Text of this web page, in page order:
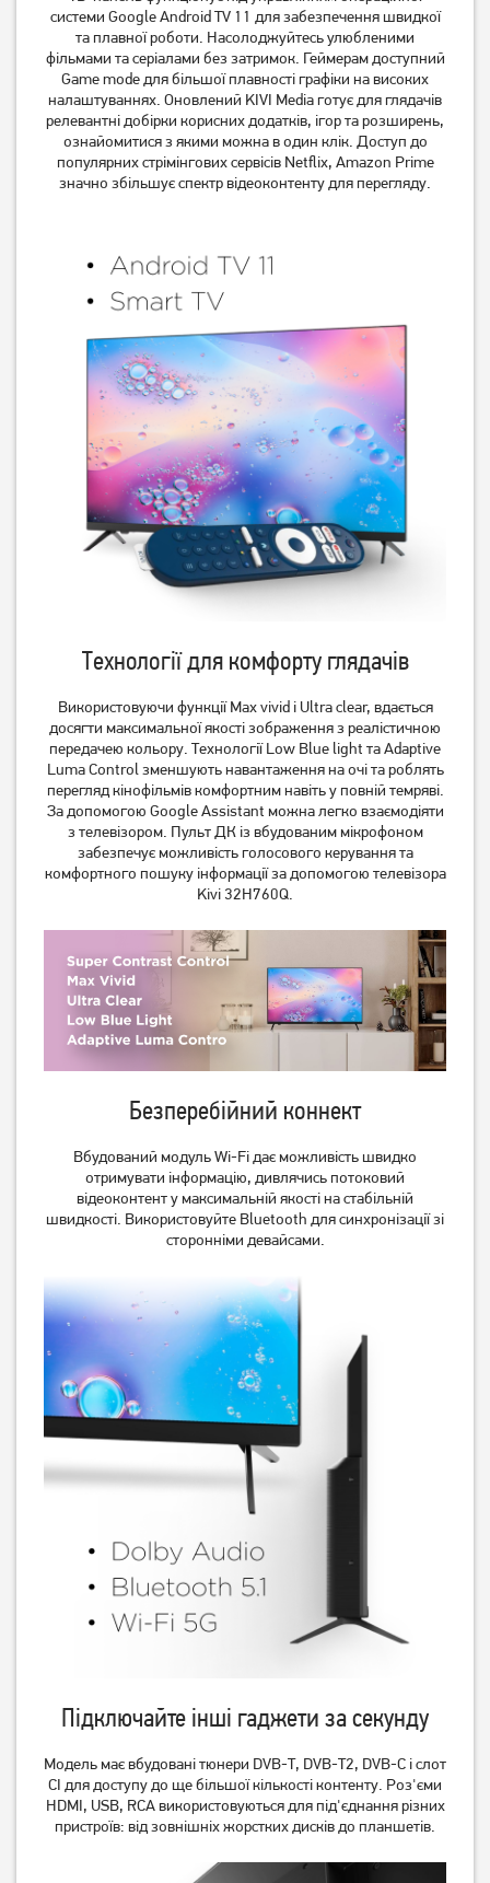
Телевізор Philips
65PUS7409/12
грн
32 289грн
Телевізор OzoneHD
24FN93T2
3 859грн
грн 9 729грн
7 779
Телевізор 2E 2E-43A77Q 4K
Google TV Wi-Fi
14 949грн
11 959 грн
Телевізор 2E 2E-55A77Q
22 729грн
18 179грн
системи Google Android TV 11 для забезпечення швидкої
та плавної роботи. Насолоджуйтесь улюбленими
фільмами та серіалами без затримок. Геймерам доступний
Game mode для більшої плавності графіки на високих
налаштуваннях. Оновлений KIVI Media готує для глядачів
релевантні добірки корисних додатків, ігор та розширень,
ознайомитися з якими можна в один клік. Доступ до
популярних стрімінгових сервісів Netflix, Amazon Prime
значно збільшує спектр відеоконтенту для перегляду.
Технології для комфорту глядачів
Використовуючи функції Max vivid і Ultra clear, вдається
досягти максимальної якості зображення з реалістичною
передачею кольору. Технології Low Blue light та Adaptive
Luma Control зменшують навантаження на очі та роблять
перегляд кінофільмів комфортним навіть у повній темряві.
За допомогою Google Assistant можна легко взаємодіяти
з телевізором. Пульт ДК із вбудованим мікрофоном
забезпечує можливість голосового керування та
комфортного пошуку інформації за допомогою телевізора
Kivi 32H760Q.
Безперебійний коннект
Вбудований модуль Wi-Fi дає можливість швидко
отримувати інформацію, дивлячись потоковий
відеоконтент у максимальній якості на стабільній
швидкості. Використовуйте Bluetooth для синхронізації зі
сторонніми девайсами.
Підключайте інші гаджети за секунду
Модель має вбудовані тюнери DVB-T, DVB-T2, DVB-C і слот
CI для доступу до ще більшої кількості контенту. Роз'єми
HDMI, USB, RCA використовуються для під'єднання різних
пристроїв: від зовнішніх жорстких дисків до планшетів.